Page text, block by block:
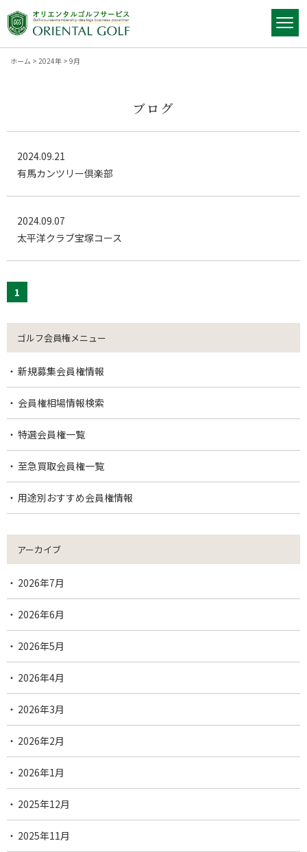
ホーム > 2024年 > 9月
ブログ
2024.09.21
有馬カンツリー倶楽部
2024.09.07
太平洋クラブ宝塚コース
1
ゴルフ会員権メニュー
新規募集会員権情報
会員権相場情報検索
特選会員権一覧
至急買取会員権一覧
用途別おすすめ会員権情報
アーカイブ
2026年7月
2026年6月
2026年5月
2026年4月
2026年3月
2026年2月
2026年1月
2025年12月
2025年11月